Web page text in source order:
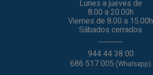
Lunes a jueves de
8.00 a 20.00h
Viernes de 8.00 a 15.00h
Sábados cerrados
944 44 38 00
686 517 005(Whatsapp)